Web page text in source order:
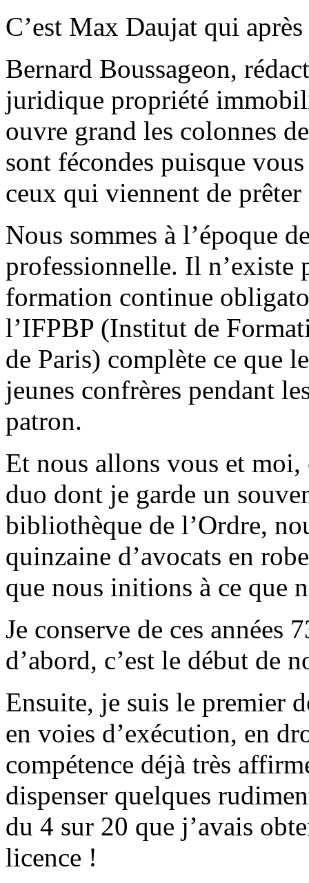
C’est Max Daujat qui
Bernard Boussageon,
juridique propriété
ouvre grand les colonnes
sont fécondes puisque
ceux qui viennent de prêter
Nous sommes à l’époque
professionnelle. Il n’existe
formation continue
l’IFPBP (Institut de
de Paris) complète ce que
jeunes confrères pendant
patron.
Et nous allons vous et moi,
duo dont je garde un
bibliothèque de l’Ordre,
quinzaine d’avocats en
que nous initions à ce que
Je conserve de ces années
d’abord, c’est le début de
Ensuite, je suis le premier
en voies d’exécution, en
compétence déjà très
dispenser quelques
du 4 sur 20 que j’avais
licence !